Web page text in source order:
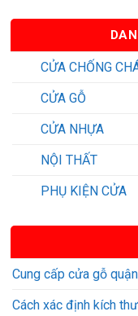
CỬA CHỐNG
CỬA GỖ
CỬA NHỰA
NỘI THẤT
PHỤ KIỆN CỬA
Cung cấp cửa gỗ
Cách xác định kích